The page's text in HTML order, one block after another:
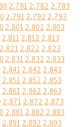
2,7812,782 2,783
2,7912,792 2,793
2,8012,802 2,803
2,8112,812 2,813
2,8212,822 2,823
2,8312,832 2,833
2,8412,842 2,843
2,8512,852 2,853
2,8612,862 2,863
2,8712,872 2,873
2,8812,882 2,883
2,8912,892 2,893